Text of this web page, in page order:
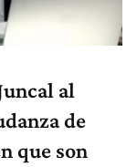
al
de
que son